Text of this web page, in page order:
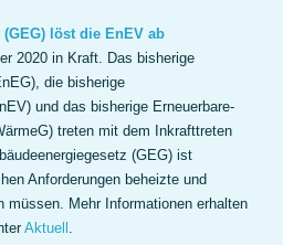
(GEG) löst die EnEV ab
2020 in Kraft. Das bisherige
die bisherige
und das bisherige Erneuerbare-
treten mit dem Inkrafttreten
(GEG) ist
Anforderungen beheizte und
müssen. Mehr Informationen erhalten
Aktuell .